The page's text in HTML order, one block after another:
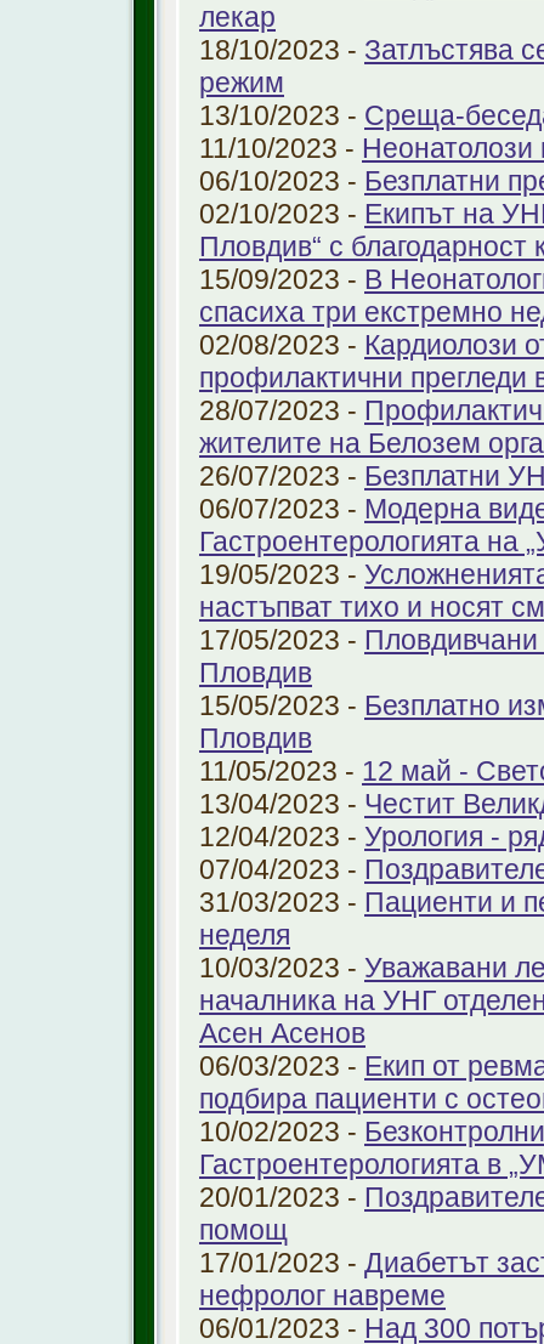
лекар
18/10/2023 - Затлъстява
режим
13/10/2023 - Среща-
11/10/2023 -
06/10/2023 - Безплатни
02/10/2023 - Екипът на
Пловдив“ с благодарност
15/09/2023 - В
спасиха три екстремно
02/08/2023 - Кардиолози
профилактични прегледи
28/07/2023 -
жителите на Белозем
26/07/2023 - Безплатни
06/07/2023 - Модерна
Гастроентерологията на
19/05/2023 -
настъпват тихо и носят
17/05/2023 -
Пловдив
15/05/2023 - Безплатно
Пловдив
11/05/2023 - 12 май -
13/04/2023 - Честит
12/04/2023 - Урология -
07/04/2023 -
31/03/2023 - Пациенти и
неделя
10/03/2023 - Уважавани
началника на УНГ
Асен Асенов
06/03/2023 - Екип от
подбира пациенти с
10/02/2023 -
Гастроентерологията в
20/01/2023 -
помощ
17/01/2023 - Диабетът
нефролог навреме
06/01/2023 - Над 300